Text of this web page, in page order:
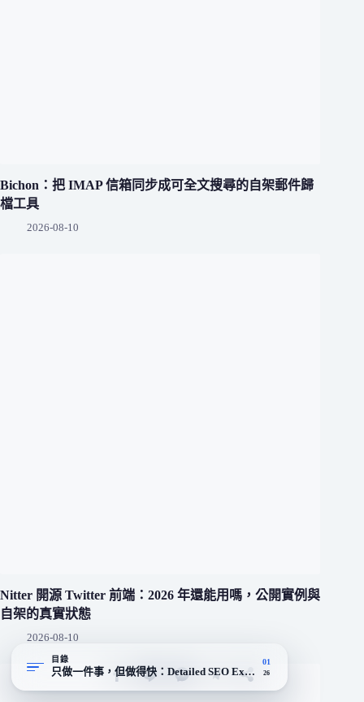
Bichon：把 IMAP 信箱同步成可全文搜尋的自架郵件歸
檔工具
2026-08-10
Nitter 開源 Twitter 前端：2026 年還能用嗎，公開實例與
自架的真實狀態
2026-08-10
目錄
只做一件事，但做得快：Detailed SEO Extension 的工具定位
01
26